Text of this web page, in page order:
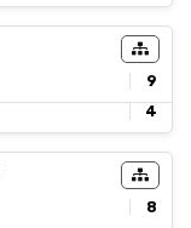
9
4
8